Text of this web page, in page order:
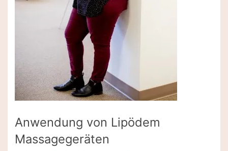
Anwendung von Lipödem
Massagegeräten